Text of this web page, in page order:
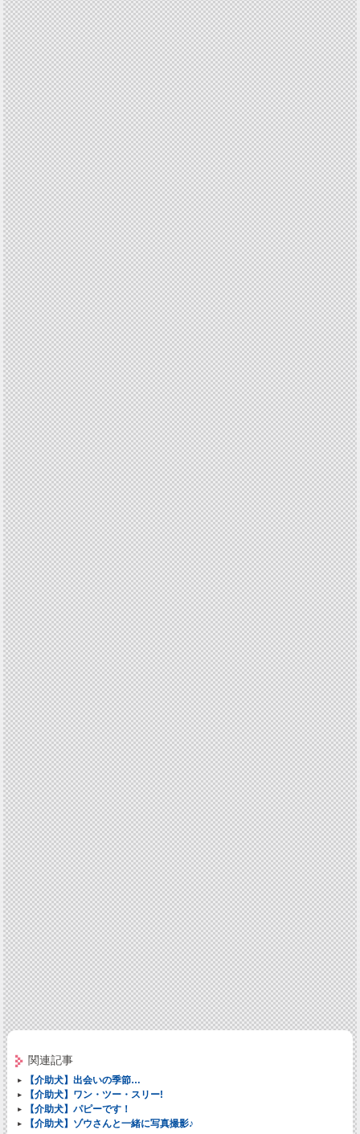
関連記事
【介助犬】出会いの季節…
【介助犬】ワン・ツー・スリー!
【介助犬】パピーです！
【介助犬】ゾウさんと一緒に写真撮影♪